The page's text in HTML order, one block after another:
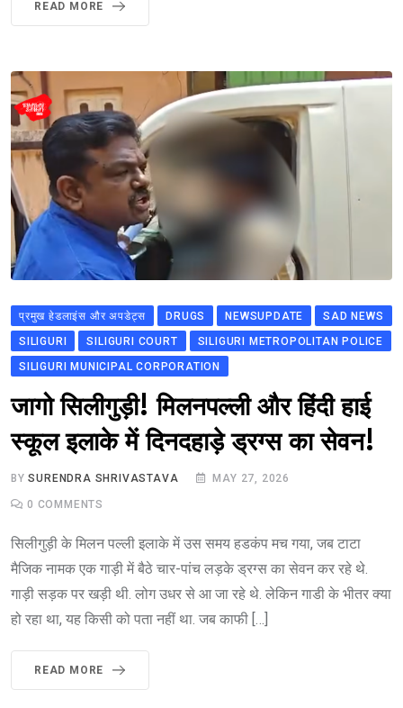
READ MORE
प्रमुख हेडलाइंस और अपडेट्स DRUGS NEWSUPDATE
SAD NEWS
SILIGURI
SILIGURI COURT
SILIGURI METROPOLITAN POLICE
SILIGURI MUNICIPAL CORPORATION
जागो सिलीगुड़ी! मिलनपल्ली और हिंदी हाई
स्कूल इलाके में दिनदहाड़े ड्रग्स का सेवन!
BYSURENDRA SHRIVASTAVA MAY 27, 2026
0 COMMENTS
सिलीगुड़ी के मिलन पल्ली इलाके में उस समय हडकंप मच गया, जब टाटा
मैजिक नामक एक गाड़ी में बैठे चार-पांच लड़के ड्रग्स का सेवन कर रहे थे.
गाड़ी सड़क पर खड़ी थी. लोग उधर से आ जा रहे थे. लेकिन गाडी के भीतर क्या
हो रहा था, यह किसी को पता नहीं था. जब काफी […]
READ MORE